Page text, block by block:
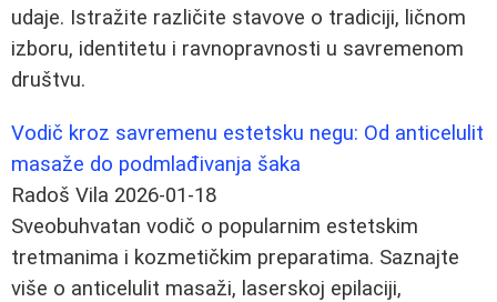
udaje. Istražite različite stavove o tradiciji, ličnom
izboru, identitetu i ravnopravnosti u savremenom
društvu.
Vodič kroz savremenu estetsku negu: Od anticelulit
masaže do podmlađivanja šaka
Radoš Vila 2026-01-18
Sveobuhvatan vodič o popularnim estetskim
tretmanima i kozmetičkim preparatima. Saznajte
više o anticelulit masaži, laserskoj epilaciji,